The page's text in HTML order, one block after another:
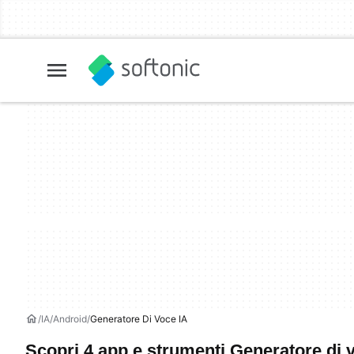
IA Android Generatore Di Voce IA